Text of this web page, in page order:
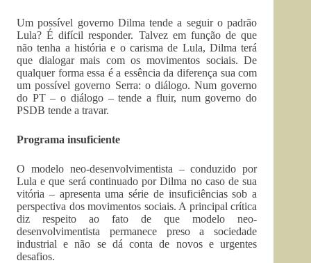
Um possível governo Dilma tende a seguir o padrão
Lula? É difícil responder. Talvez em função de que
não tenha a história e o carisma de Lula, Dilma terá
que dialogar mais com os movimentos sociais. De
qualquer forma essa é a essência da diferença sua com
um possível governo Serra: o diálogo. Num governo
do PT – o diálogo – tende a fluir, num governo do
PSDB tende a travar.
Programa insuficiente
O modelo neo-desenvolvimentista – conduzido por
Lula e que será continuado por Dilma no caso de sua
vitória – apresenta uma série de insuficiências sob a
perspectiva dos movimentos sociais. A principal crítica
diz respeito ao fato de que modelo neo-
desenvolvimentista permanece preso a sociedade
industrial e não se dá conta de novos e urgentes
desafios.